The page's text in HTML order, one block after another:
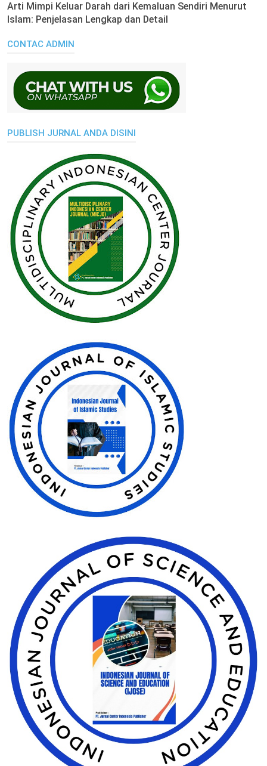
Arti Mimpi Keluar Darah dari Kemaluan Sendiri Menurut
Islam: Penjelasan Lengkap dan Detail
CONTAC ADMIN
PUBLISH JURNAL ANDA DISINI